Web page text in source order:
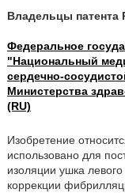
Владельцы патента
Федеральное
"Национальный
сердечно-
Министерства
(RU)
Изобретение
использовано для
изоляции ушка
коррекции